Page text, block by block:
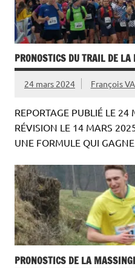
PRONOSTICS DU TRAIL DE
24 mars 2024 François
REPORTAGE PUBLIÉ LE 24
RÉVISION LE 14 MARS
UNE FORMULE QUI
PRONOSTICS DE LA